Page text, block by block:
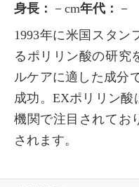
身長： －cm年代： －
1993年に米国スタン
るポリリン酸の研究
ルケアに適した成分
成功。EXポリリン酸
機関で注目されてお
されます。